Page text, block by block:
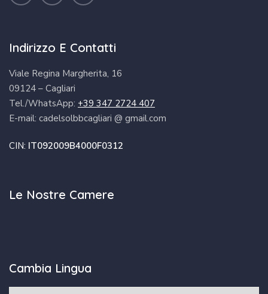
Indirizzo E Contatti
Viale Regina Margherita, 16
09124 – Cagliari
Tel./WhatsApp: +39 347 2724 407
E-mail: cadelsolbbcagliari @ gmail.com
CIN: IT092009B4000F0312
Le Nostre Camere
Cambia Lingua